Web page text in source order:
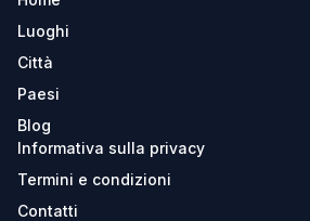
Luoghi
Città
Paesi
Blog
Informativa sulla privacy
Termini e condizioni
Contatti